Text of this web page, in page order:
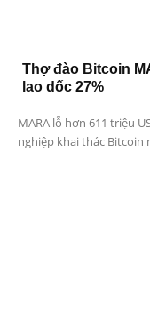
Thợ đào Bitcoin
lao dốc 27%
MARA lỗ hơn 611 triệu
nghiệp khai thác Bitcoin